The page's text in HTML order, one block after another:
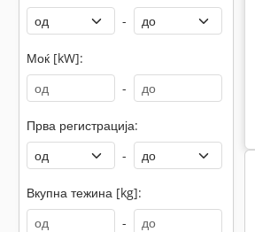
-
Моќ [kW]:
-
Прва регистрација:
-
Вкупна тежина [kg]:
-
Виљушка Виљушкар Вилици